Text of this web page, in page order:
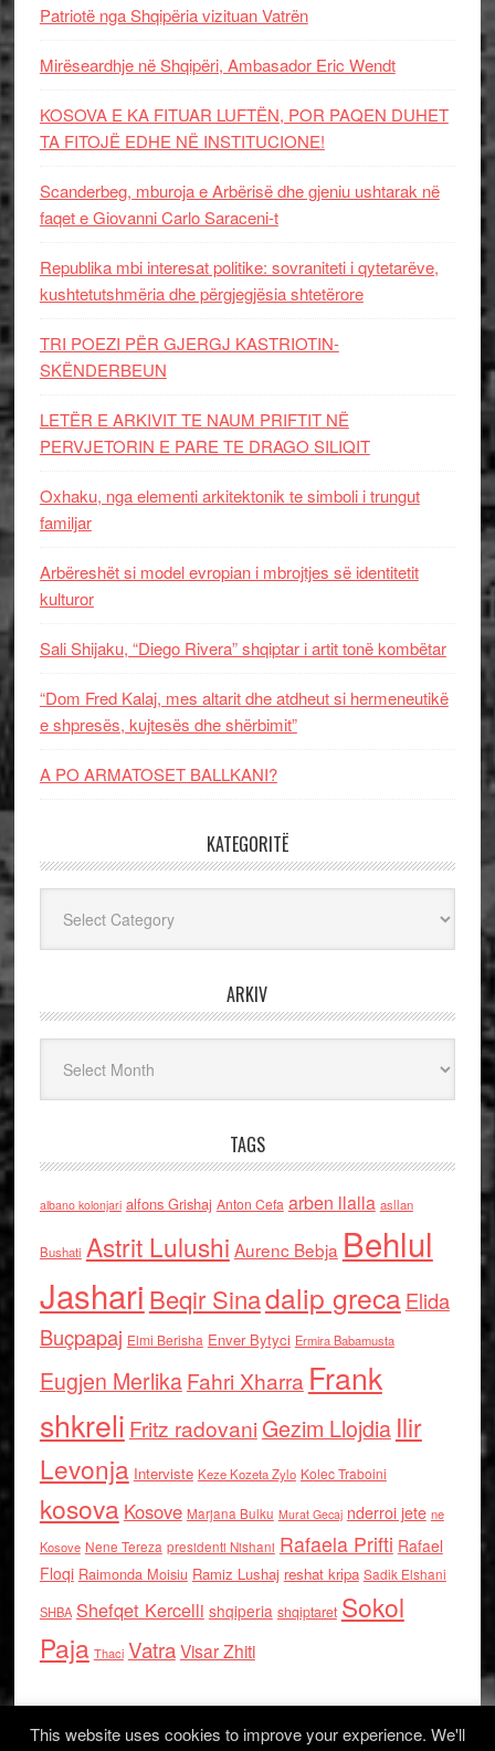
Patriotë nga Shqipëria vizituan Vatrën
Mirëseardhje në Shqipëri, Ambasador Eric Wendt
KOSOVA E KA FITUAR LUFTËN, POR PAQEN DUHET
TA FITOJË EDHE NË INSTITUCIONE!
Scanderbeg, mburoja e Arbërisë dhe gjeniu ushtarak në
faqet e Giovanni Carlo Saraceni-t
Republika mbi interesat politike: sovraniteti i qytetarëve,
kushtetutshmëria dhe përgjegjësia shtetërore
TRI POEZI PËR GJERGJ KASTRIOTIN-
SKËNDERBEUN
LETËR E ARKIVIT TE NAUM PRIFTIT NË
PERVJETORIN E PARE TE DRAGO SILIQIT
Oxhaku, nga elementi arkitektonik te simboli i trungut
familjar
Arbëreshët si model evropian i mbrojtjes së identitetit
kulturor
Sali Shijaku, “Diego Rivera” shqiptar i artit tonë kombëtar
“Dom Fred Kalaj, mes altarit dhe atdheut si hermeneutikë
e shpresës, kujtesës dhe shërbimit”
A PO ARMATOSET BALLKANI?
KATEGORITË
ARKIV
TAGS
albano kolonjari alfons Grishaj Anton Cefa arben llalla asllan
Bushati Astrit Lulushi Aurenc Bebja Behlul
Jashari Beqir Sinadalip grecaElida
Buçpapaj Elmi Berisha Enver Bytyci Ermira Babamusta
Eugjen MerlikaFahri Xharra Frank
shkreli Fritz radovaniGezim Llojdia Ilir
Levonja Interviste Keze Kozeta Zylo Kolec Traboini
kosova Kosove Marjana Bulku Murat Gecaj nderroi jete ne
Kosove Nene Tereza presidenti Nishani Rafaela Prifti Rafael
Floqi Raimonda Moisiu Ramiz Lushaj reshat kripa Sadik Elshani
SHBA Shefqet Kercelli shqiperia shqiptaret Sokol
Paja Thaci VatraVisar Zhiti
This website uses cookies to improve your experience. We'll